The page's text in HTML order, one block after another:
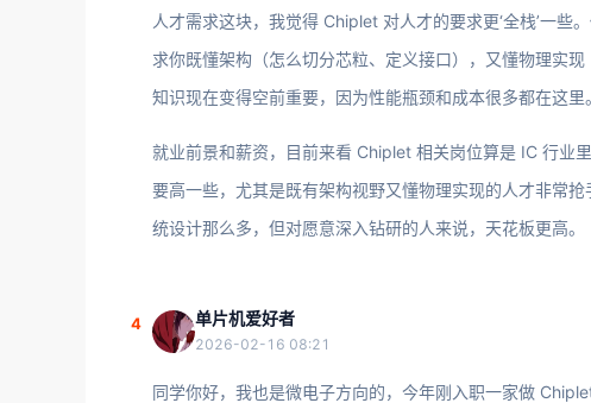
人才需求这块，我觉得 Chiplet 对人才的要求更‘全栈’一
求你既懂架构（怎么切分芯粒、定义接口），又懂物理实
知识现在变得空前重要，因为性能瓶颈和成本很多都在这
就业前景和薪资，目前来看 Chiplet 相关岗位算是 IC 行业
要高一些，尤其是既有架构视野又懂物理实现的人才非常
统设计那么多，但对愿意深入钻研的人来说，天花板更高。
4 单片机爱好者
2026-02-16 08:21
同学你好，我也是微电子方向的，今年刚入职一家做